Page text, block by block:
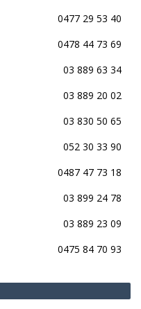
0477 29 53 40
0478 44 73 69
03 889 63 34
03 889 20 02
03 830 50 65
052 30 33 90
0487 47 73 18
03 899 24 78
03 889 23 09
0475 84 70 93